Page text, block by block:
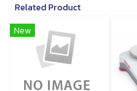
Related Product
New